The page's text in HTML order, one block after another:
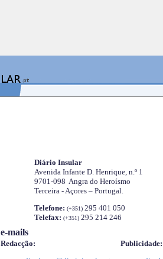
Diário Insular
Avenida Infante D. Henrique, n.º 1
9701-098 Angra do Heroísmo
Terceira - Açores – Portugal.
Telefone: (+351)295 401 050
Telefax: (+351)295 214 246
e-mails
Redacção:
Publicidade: